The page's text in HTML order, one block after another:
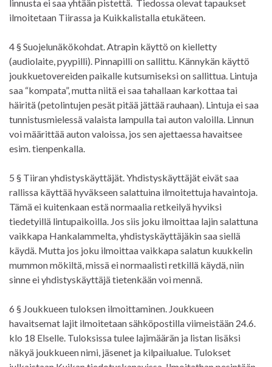
linnusta ei saa yhtään pistettä. Tiedossa olevat tapaukset
ilmoitetaan Tiirassa ja Kuikkalistalla etukäteen.
4 § Suojelunäkökohdat. Atrapin käyttö on kielletty
(audiolaite, pyypilli). Pinnapilli on sallittu. Kännykän käyttö
joukkuetovereiden paikalle kutsumiseksi on sallittua. Lintuja
saa “kompata”, mutta niitä ei saa tahallaan karkottaa tai
häiritä (petolintujen pesät pitää jättää rauhaan). Lintuja ei saa
tunnistusmielessä valaista lampulla tai auton valoilla. Linnun
voi määrittää auton valoissa, jos sen ajettaessa havaitsee
esim. tienpenkalla.
5 § Tiiran yhdistyskäyttäjät. Yhdistyskäyttäjät eivät saa
rallissa käyttää hyväkseen salattuina ilmoitettuja havaintoja.
Tämä ei kuitenkaan estä normaalia retkeilyä hyviksi
tiedetyillä lintupaikoilla. Jos siis joku ilmoittaa lajin salattuna
vaikkapa Hankalammelta, yhdistyskäyttäjäkin saa siellä
käydä. Mutta jos joku ilmoittaa vaikkapa salatun kuukkelin
mummon mökiltä, missä ei normaalisti retkillä käydä, niin
sinne ei yhdistyskäyttäjä tietenkään voi mennä.
6 § Joukkueen tuloksen ilmoittaminen. Joukkueen
havaitsemat lajit ilmoitetaan sähköpostilla viimeistään 24.6.
klo 18 Elselle. Tuloksissa tulee lajimäärän ja listan lisäksi
näkyä joukkueen nimi, jäsenet ja kilpailualue. Tulokset